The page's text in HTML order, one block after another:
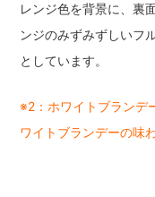
レンジ色を背景に、裏
ンジのみずみずしいフ
としています。
※2：ホワイトブランデ
ワイトブランデーの味